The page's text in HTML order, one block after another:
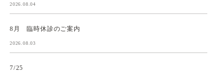
2026.08.04
8月 臨時休診のご案内
2026.08.03
7/25